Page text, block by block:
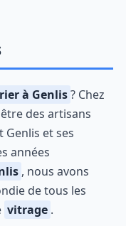
à Genlis? Chez
des artisans
et ses
années
, nous avons
de tous les
vitrage .